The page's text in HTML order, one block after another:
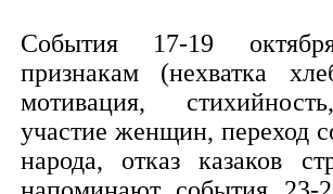
События 17-19
признакам (нехватка
мотивация,
участие женщин, переход
народа, отказ казаков